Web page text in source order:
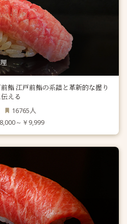
鮨 江戸前鮨の系譜と革新的な握り
える
16765人
～￥9,999